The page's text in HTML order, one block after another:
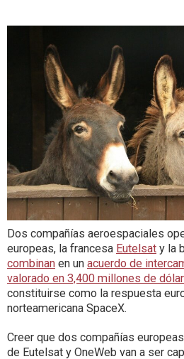
Dos compañías aeroespaciales
europeas, la francesa Eutelsat y la
combinan en un acuerdo de
valorado en 3,400 millones de
constituirse como la respuesta
norteamericana SpaceX.
Creer que dos compañías
de Eutelsat y OneWeb van a ser